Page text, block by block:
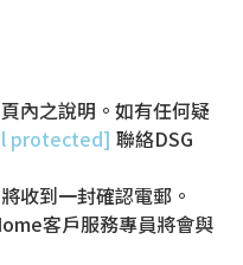
內之說明。如有任何疑
protected] 聯絡DSG
收到一封確認電郵。
客戶服務專員將會與